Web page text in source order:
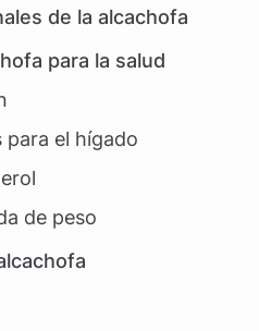
de la alcachofa
para la salud
el hígado
de peso